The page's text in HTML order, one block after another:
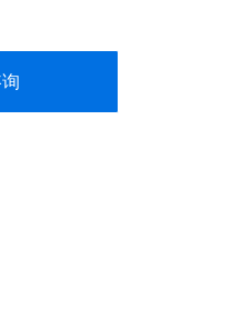
4.9 英寸(124 毫米)，重仅4.4 磅